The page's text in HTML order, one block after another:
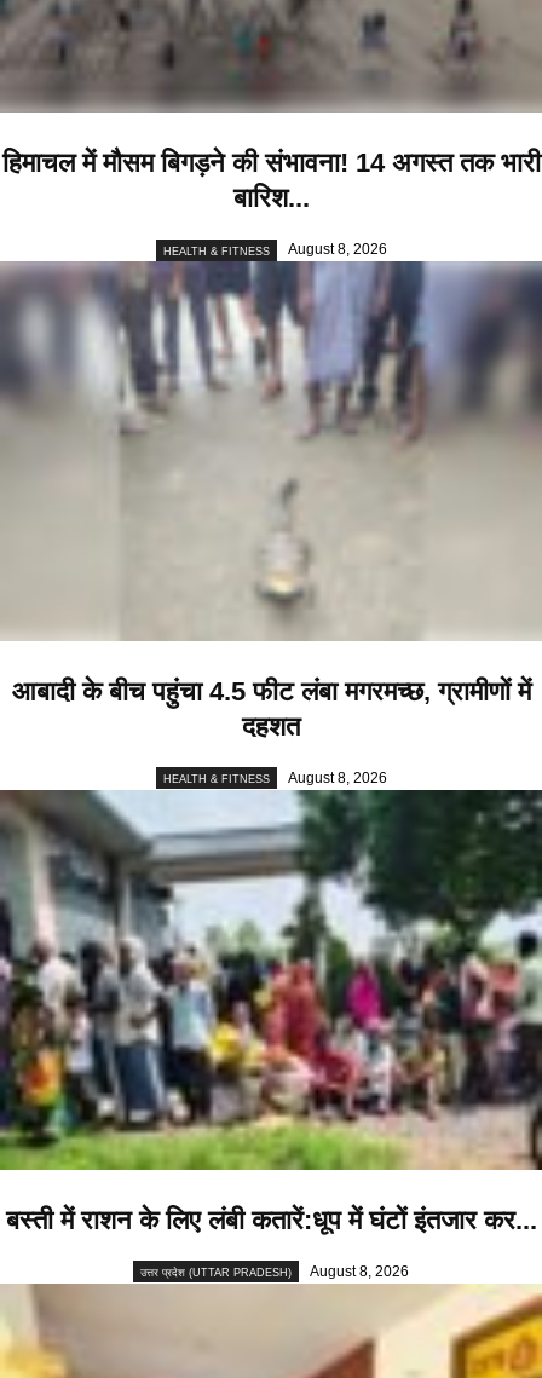
हिमाचल में मौसम बिगड़ने की संभावना! 14 अगस्त तक भारी
बारिश...
HEALTH & FITNESS August 8, 2026
आबादी के बीच पहुंचा 4.5 फीट लंबा मगरमच्छ, ग्रामीणों में
दहशत
HEALTH & FITNESS August 8, 2026
बस्ती में राशन के लिए लंबी कतारें:धूप में घंटों इंतजार कर...
उत्तर प्रदेश (UTTAR PRADESH) August 8, 2026